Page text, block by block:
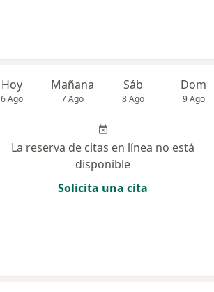
Hoy
6 Ago
Mañana
7 Ago
Sáb
8 Ago
Dom
9 Ago
La reserva de citas en línea no está
disponible
Solicita una cita